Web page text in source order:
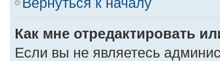
Как мне отредактировать
Если вы не являетесь